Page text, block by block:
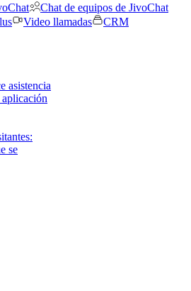
Chat de equipos de JivoChat
Video llamadas
CRM
asistencia
aplicación
se